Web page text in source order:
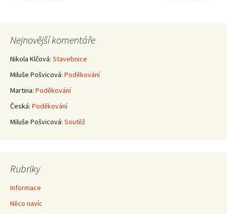
pro
příspěvky
Nejnovější komentáře
Nikola Klčová: Stavebnice
Miluše Pošvicová: Poděkování
Martina: Poděkování
Česká: Poděkování
Miluše Pošvicová: Soutěž
Rubriky
Informace
Něco navíc